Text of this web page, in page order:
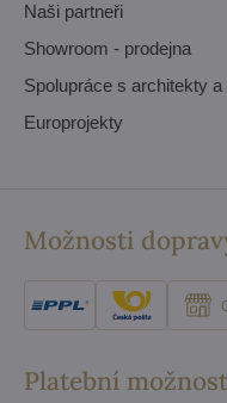
Naši partneři
Showroom - prodejna
Spolupráce s architekty
Europrojekty
Možnosti
Platební